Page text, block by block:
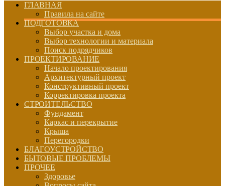
ГЛАВНАЯ
Правила на сайте
ПОДГОТОВКА
Выбор участка и дома
Выбор технологии и материала
Поиск подрядчиков
ПРОЕКТИРОВАНИЕ
Начало проектирования
Архитектурный проект
Конструктивный проект
Корректировка проекта
СТРОИТЕЛЬСТВО
Фундамент
Каркас и перекрытие
Крыша
Перегородки
БЛАГОУСТРОЙСТВО
БЫТОВЫЕ ПРОБЛЕМЫ
ПРОЧЕЕ
Здоровье